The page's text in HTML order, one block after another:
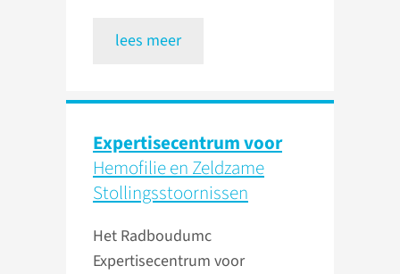
lees meer
Expertisecentrum voor
Hemofilie en Zeldzame
Stollings­stoornissen
Het Radboudumc
Expertisecentrum voor